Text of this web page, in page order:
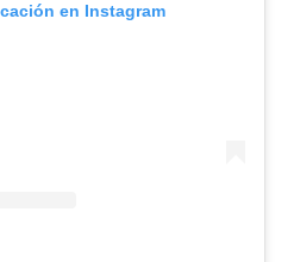
en Instagram